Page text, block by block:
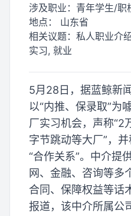
涉及职业： 青年学生/职
地点： 山东省
相关议题： 私人职业介
实习, 就业
5月28日，据蓝鲸新
以“内推、保录取”为
厂实习机会，声称“2
字节跳动等大厂”，
“合作关系”。中介提
网、金融、咨询等多
合同、保障权益等话
报道，该中介所属公